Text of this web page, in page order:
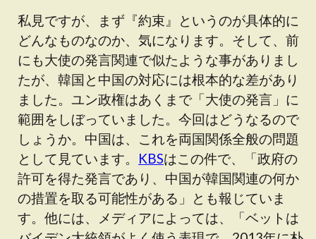
私見ですが、まず『約束』というのが具体的に
どんなものなのか、気になります。そして、前
にも大使の発言関連で似たような事がありまし
たが、韓国と中国の対応には根本的な差があり
ました。ユン政権はあくまで「大使の発言」に
範囲をしぼっていました。今回はどうなるので
しょうか。中国は、これを両国関係全般の問題
として見ています。 KBSはこの件で、「政府の
許可を得た発言であり、中国が韓国関連の何か
の措置を取る可能性がある」とも報じていま
す。他には、メディアによっては、「ベットは